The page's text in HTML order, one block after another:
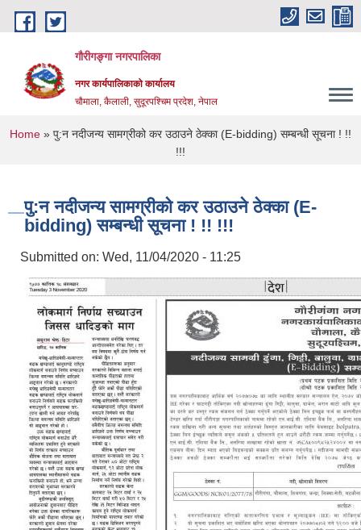
Skip to main content
गौरीगङ्गा नगरपालिका
नगर कार्यपालिकाको कार्यालय
चौमाला, कैलाली, सुदूरपश्चिम प्रदेश, नेपाल
You are here
Home » पु:न नदीजन्य सामग्रीको कर उठाउने ठेक्का (E-bidding) सम्बन्धी सूचना ! !!
!!!
पु:न नदीजन्य सामग्रीको कर उठाउने ठेक्का (E-
bidding) सम्बन्धी सूचना ! !! !!!
Submitted on: Wed, 11/04/2020 - 11:25